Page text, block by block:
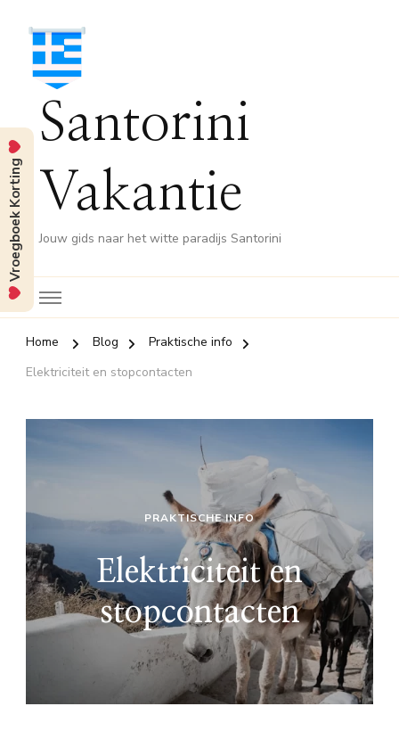
Santorini
Vakantie
Jouw gids naar het witte paradijs Santorini
Home Blog
Praktische info
Elektriciteit en stopcontacten
PRAKTISCHE INFO
Elektriciteit en
stopcontacten
Vroegboek Korting